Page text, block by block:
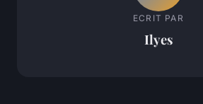
ECRIT PAR
Ilyes